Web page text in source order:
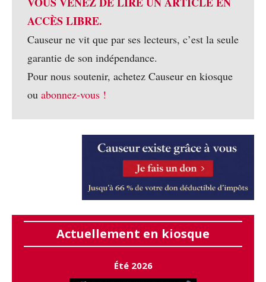
ACCÈS LIBRE.
Causeur ne vit que par ses lecteurs, c’est la seule
garantie de son indépendance.
Pour nous soutenir, achetez Causeur en kiosque
ou abonnez-vous !
Actuellement en kiosque
Été 2026